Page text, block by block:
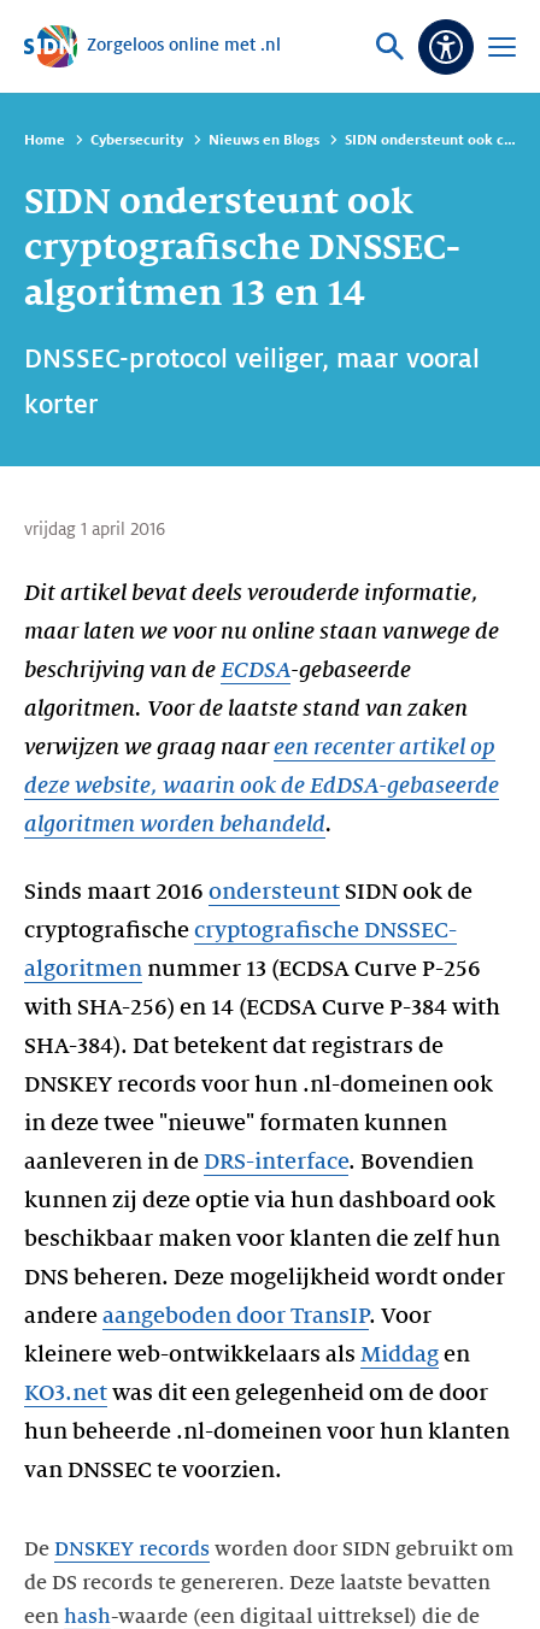
Sla navigatie over
Zorgeloos online met .nl
Vraag
Open
Home Cybersecurity Nieuws en Blogs SIDN ondersteunt ook cryptografische DNSSEC-algoritmen 13 en 14
SIDN ondersteunt ook
cryptografische DNSSEC-
algoritmen 13 en 14
DNSSEC-protocol veiliger, maar vooral
korter
vrijdag 1 april 2016
Dit artikel bevat deels verouderde informatie,
maar laten we voor nu online staan vanwege de
beschrijving van de ECDSA-gebaseerde
algoritmen. Voor de laatste stand van zaken
verwijzen we graag naareen recenter artikel op
deze website, waarin ook de EdDSA-gebaseerde
algoritmen worden behandeld.
Sinds maart 2016 ondersteunt SIDN ook de
cryptografische cryptografische DNSSEC-
algoritmen nummer 13 (ECDSA Curve P-256
with SHA-256) en 14 (ECDSA Curve P-384 with
SHA-384). Dat betekent dat registrars de
DNSKEY records voor hun .nl-domeinen ook
in deze twee "nieuwe" formaten kunnen
aanleveren in de DRS-interface. Bovendien
kunnen zij deze optie via hun dashboard ook
beschikbaar maken voor klanten die zelf hun
DNS beheren. Deze mogelijkheid wordt onder
andere aangeboden door TransIP. Voor
kleinere web-ontwikkelaars als Middag en
KO3.net was dit een gelegenheid om de door
hun beheerde .nl-domeinen voor hun klanten
van DNSSEC te voorzien.
De DNSKEY records worden door SIDN gebruikt om
de DS records te genereren. Deze laatste bevatten
een hash-waarde (een digitaal uittreksel) die de